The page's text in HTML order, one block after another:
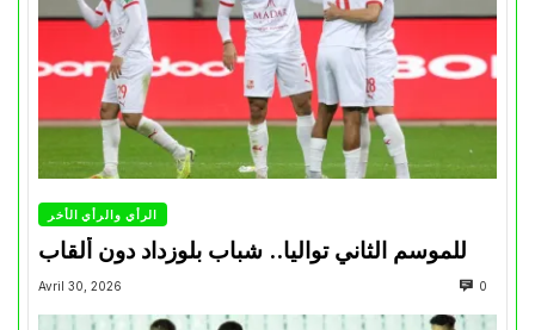
الرأي والرأي الأخر
للموسم الثاني تواليا.. شباب بلوزداد دون ألقاب
Avril 30, 2026 0